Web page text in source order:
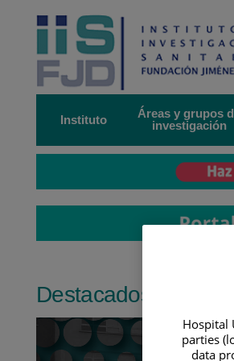
al
contenido
Instituto
Áreas y grupos
investigación
Destacados
Número
Hospital
parties
data